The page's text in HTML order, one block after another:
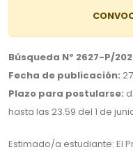
Búsqueda Nº 2627-P/
Fecha de publicación:
Plazo para postularse:
hasta las 23.59 del 1 de
Estimado/a estudiante: El